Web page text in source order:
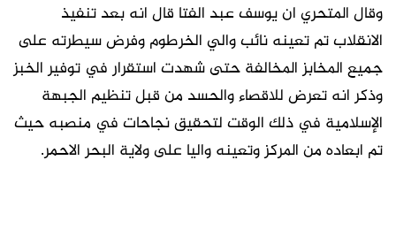
وقال المتحري ان يوسف عبد الفتا قال انه بعد تنفيذ
الانقلاب تم تعينه نائب والي الخرطوم وفرض سيطرته على
جميع المخابز المخالفة حتى شهدت استقرار في توفير الخبز
وذكر انه تعرض للاقصاء والحسد من قبل تنظيم الجبهة
الإسلامية في ذلك الوقت لتحقيق نجاحات في منصبه حيث
تم ابعاده من المركز وتعينه واليا على ولاية البحر الاحمر.